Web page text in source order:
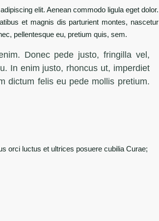
elit. Aenean commodo ligula eget dolor.
et magnis dis parturient montes, nascetur
pellentesque eu, pretium quis, sem.
Donec pede justo, fringilla vel,
In enim justo, rhoncus ut, imperdiet
dictum felis eu pede mollis pretium.
orci luctus et ultrices posuere cubilia Curae;